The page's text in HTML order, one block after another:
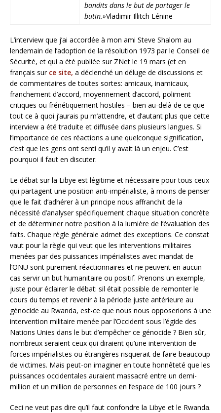
bandits dans le but de partager le
butin.»Vladimir Illitch Lénine
L’interview que j’ai accordée à mon ami Steve Shalom au
lendemain de l’adoption de la résolution 1973 par le Conseil de
Sécurité, et qui a été publiée sur ZNet le 19 mars (et en
français sur ce site, a déclenché un déluge de discussions et
de commentaires de toutes sortes: amicaux, inamicaux,
franchement d’accord, moyennement d’accord, poliment
critiques ou frénétiquement hostiles – bien au-delà de ce que
tout ce à quoi j’aurais pu m’attendre, et d’autant plus que cette
interview a été traduite et diffusée dans plusieurs langues. Si
l’importance de ces réactions a une quelconque signification,
c’est que les gens ont senti qu’il y avait là un enjeu. C’est
pourquoi il faut en discuter.
Le débat sur la Libye est légitime et nécessaire pour tous ceux
qui partagent une position anti-impérialiste, à moins de penser
que le fait d’adhérer à un principe nous affranchit de la
nécessité d’analyser spécifiquement chaque situation concrète
et de déterminer notre position à la lumière de l’évaluation des
faits. Chaque règle générale admet des exceptions. Ce constat
vaut pour la règle qui veut que les interventions militaires
menées par des puissances impérialistes avec mandat de
l’ONU sont purement réactionnaires et ne peuvent en aucun
cas servir un but humanitaire ou positif. Prenons un exemple,
juste pour éclairer le débat: sil était possible de remonter le
cours du temps et revenir à la période juste antérieure au
génocide au Rwanda, est-ce que nous nous opposerions à une
intervention militaire menée par l’Occident sous l’égide des
Nations Unies dans le but d’empêcher ce génocide ? Bien sûr,
nombreux seraient ceux qui diraient qu’une intervention de
forces impérialistes ou étrangères risquerait de faire beaucoup
de victimes. Mais peut-on imaginer en toute honnêteté que les
puissances occidentales auraient massacré entre un demi-
million et un million de personnes en l’espace de 100 jours ?
Ceci ne veut pas dire qu’il faut confondre la Libye et le Rwanda.